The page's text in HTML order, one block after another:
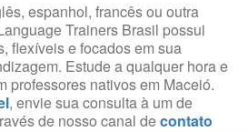
espanhol, francês ou outra
Trainers Brasil possui
flexíveis e focados em sua
Estude a qualquer hora e
professores nativos em Maceió.
, envie sua consulta à um de
de nosso canal decontato